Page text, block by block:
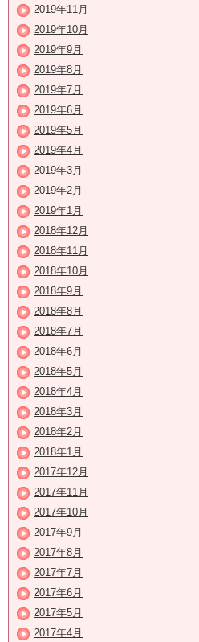
2019年11月
2019年10月
2019年9月
2019年8月
2019年7月
2019年6月
2019年5月
2019年4月
2019年3月
2019年2月
2019年1月
2018年12月
2018年11月
2018年10月
2018年9月
2018年8月
2018年7月
2018年6月
2018年5月
2018年4月
2018年3月
2018年2月
2018年1月
2017年12月
2017年11月
2017年10月
2017年9月
2017年8月
2017年7月
2017年6月
2017年5月
2017年4月